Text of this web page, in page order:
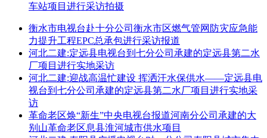
车站项目进行采访拍摄
衡水市电视台赴十分公司衡水市区燃气管网防灾应急能
力提升工程EPC总承包进行采访报道
河北二建:定远县电视台到七分公司承建的定远县第二水
厂项目进行实地采访
河北二建:迎战高温忙建设 挥洒汗水保供水——定远县电
视台到七分公司承建的定远县第二水厂项目进行实地采
访
革命老区焕“新生”中央电视台报道河南分公司承建的大
别山革命老区息县淮河城市供水项目